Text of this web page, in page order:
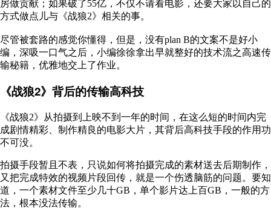
房做贡献；如果破了55亿，不仅不请看电影，还要大家以自己的
方式做点儿与《战狼2》相关的事。
尽管被套路的感觉你懂得，但是，没有plan B的文案不是好小
编，深吸一口气之后，小编徐徐拿出早就整好的技术流之高速传
输秘籍，优雅地交上了作业。
《战狼2》背后的传输高科技
《战狼2》从拍摄到上映不到一年的时间，在这么短的时间内完
成剧情精彩、制作精良的电影大片，其背后高科技手段的作用功
不可没。
拍摄手段暂且不表，只说如何将拍摄完成的素材送去后期制作，
又把完成特效的视频片段回传，就是一个伤透脑筋的问题。要知
道，一个素材文件至少几十GB，单个影片达上百GB，一般的方
法，根本没法传输。